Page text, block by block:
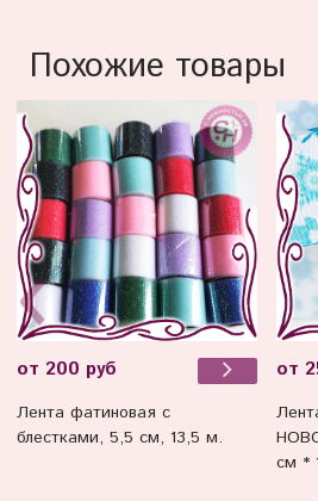
Похожие товары
от 200 руб
Лента фатиновая с
блестками, 5,5 см, 13,5 м.
от
см *